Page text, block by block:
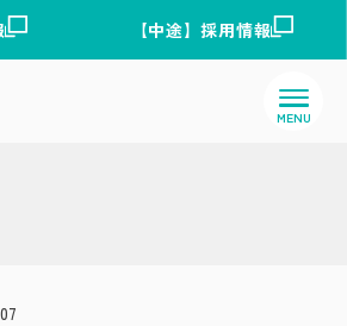
【中途】採用情報